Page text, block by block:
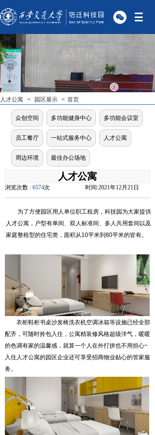
人才公寓 < 园区展示 < 首页
众创空间 多功能健身中心 多功能会议室
员工餐厅 一站式服务中心 人才公寓
周边环境 最佳办公场地
时间:2021年12月21日
浏览次数 : 6574次
人才公寓
衣柜鞋柜书桌沙发椅洗衣机空调冰箱等设施已经全部
配齐，可随时拎包入住，公寓精装修风格超级洋气，暖暖
的色调有家的温馨感，就算一个人在外打拼也不用担心~
入住人才公寓的园区企业还可享受招商物业贴心的管家服
务。
为了方便园区用人单位职工租房，科技园为大家提供
人才公寓，户型有单间、双人标准间、多人共用套间以及
家庭整租型的住宅类，面积从10平米到80平米的皆有。